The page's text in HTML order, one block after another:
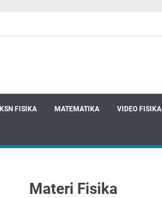
KSN FISIKA MATEMATIKA VIDEO FISIKA
Materi Fisika